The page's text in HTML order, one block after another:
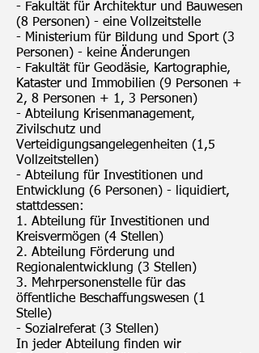
- Fakultät für Architektur und Bauwesen
(8 Personen) - eine Vollzeitstelle
- Ministerium für Bildung und Sport (3
Personen) - keine Änderungen
- Fakultät für Geodäsie, Kartographie,
Kataster und Immobilien (9 Personen +
2, 8 Personen + 1, 3 Personen)
- Abteilung Krisenmanagement,
Zivilschutz und
Verteidigungsangelegenheiten (1,5
Vollzeitstellen)
- Abteilung für Investitionen und
Entwicklung (6 Personen) - liquidiert,
stattdessen:
1. Abteilung für Investitionen und
Kreisvermögen (4 Stellen)
2. Abteilung Förderung und
Regionalentwicklung (3 Stellen)
3. Mehrpersonenstelle für das
öffentliche Beschaffungswesen (1
Stelle)
- Sozialreferat (3 Stellen)
In jeder Abteilung finden wir